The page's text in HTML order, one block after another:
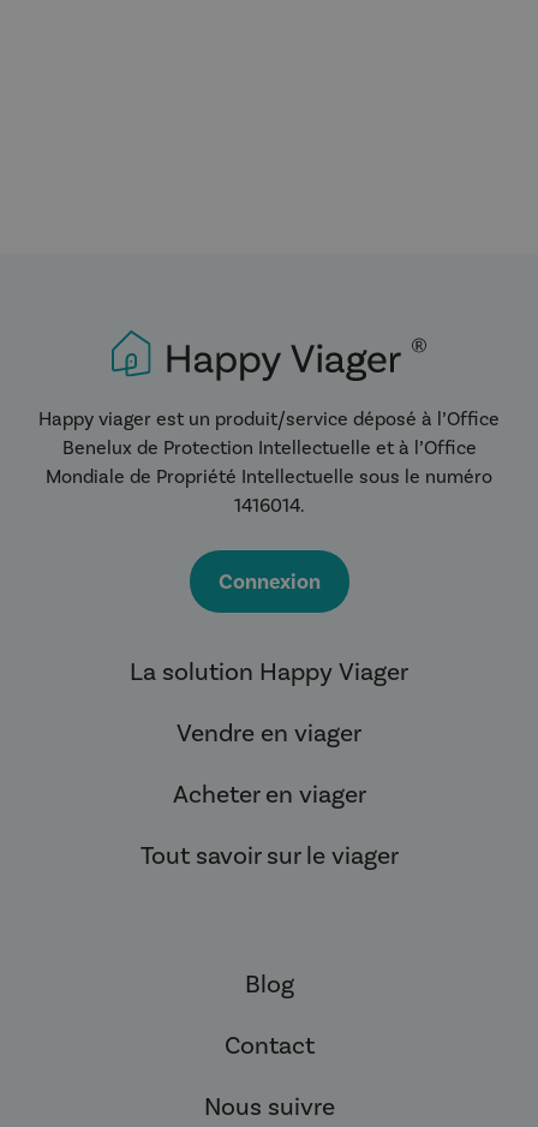
Happy viager est un produit/service déposé à l’Office
Benelux de Protection Intellectuelle et à l’Office
Mondiale de Propriété Intellectuelle sous le numéro
1416014.
Connexion
La solution Happy Viager
Vendre en viager
Acheter en viager
Tout savoir sur le viager
Blog
Contact
Nous suivre